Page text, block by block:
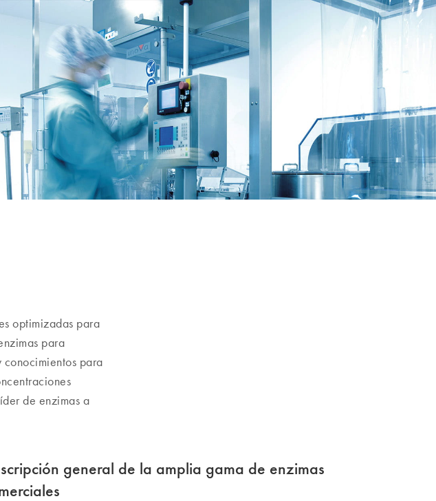
optimizadas para
para
para
de enzimas a
general de la amplia gama de enzimas